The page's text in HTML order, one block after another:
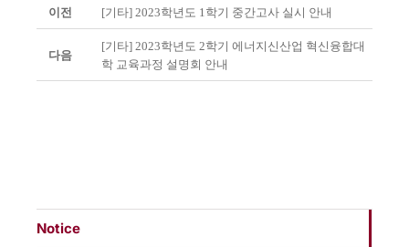
이전 [기타] 2023학년도 1학기 중간고사 실시 안내
다음
[기타] 2023학년도 2학기 에너지신산업 혁신융합대
학 교육과정 설명회 안내
Notice